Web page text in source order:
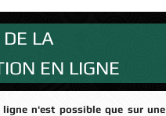
DE LA
EN LIGNE